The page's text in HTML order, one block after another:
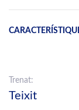
Trenat:
Teixit